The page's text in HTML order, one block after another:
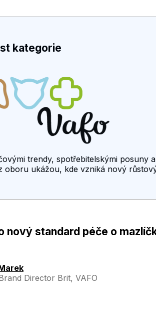
kategorie
trendy, spotřebitelskými
oboru ukážou, kde vzniká nový
nový standard péče o
Director Brit, VAFO